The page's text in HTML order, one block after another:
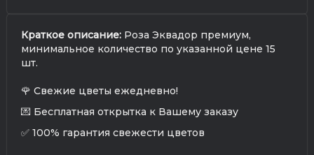
Краткое описание: Роза Эквадор премиум,
минимальное количество по указанной цене 15
шт.
🌹 Свежие цветы ежедневно!
💌 Бесплатная открытка к Вашему заказу
✅ 100% гарантия свежести цветов